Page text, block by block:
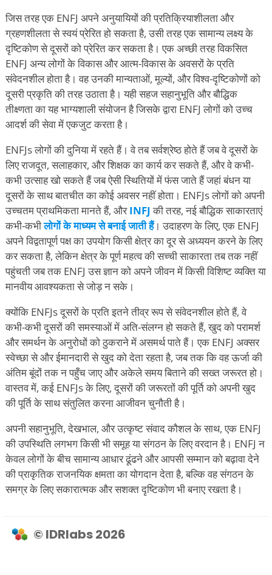
जिस तरह एक ENFJ अपने अनुयायियों की प्रतिक्रियाशीलता और
ग्रहणशीलता से स्वयं प्रेरित हो सकता है, उसी तरह एक सामान्य लक्ष्य के
दृष्टिकोण से दूसरों को प्रेरित कर सकता है। एक अच्छी तरह विकसित
ENFJ अन्य लोगों के विकास और आत्म-विकास के अवसरों के प्रति
संवेदनशील होता है। वह उनकी मान्यताओं, मूल्यों, और विश्व-दृष्टिकोणों को
दूसरी प्रकृति की तरह उठाता है। यही सहज सहानुभूति और बौद्धिक
तीक्ष्णता का यह भाग्यशाली संयोजन है जिसके द्वारा ENFJ लोगों को उच्च
आदर्श की सेवा में एकजुट करता है।
ENFJs लोगों की दुनिया में रहते हैं। वे तब सर्वश्रेष्ठ होते हैं जब वे दूसरों के
लिए राजदूत, सलाहकार, और शिक्षक का कार्य कर सकते हैं, और वे कभी-
कभी उत्साह खो सकते हैं जब ऐसी स्थितियों में फंस जाते हैं जहां बंधन या
दूसरों के साथ बातचीत का कोई अवसर नहीं होता। ENFJs लोगों को अपनी
उच्चतम प्राथमिकता मानते हैं, औरINFJकी तरह, नई बौद्धिक साकारताएं
कभी-कभीलोगों के माध्यम से बनाई जाती हैं। उदाहरण के लिए, एक ENFJ
अपने विद्वतापूर्ण पक्ष का उपयोग किसी क्षेत्र का दूर से अध्ययन करने के लिए
कर सकता है, लेकिन क्षेत्र के पूर्ण महत्व की सच्ची साकारता तब तक नहीं
पहुंचती जब तक ENFJ उस ज्ञान को अपने जीवन में किसी विशिष्ट व्यक्ति या
मानवीय आवश्यकता से जोड़ न सके।
क्योंकि ENFJs दूसरों के प्रति इतने तीव्र रूप से संवेदनशील होते हैं, वे
कभी-कभी दूसरों की समस्याओं में अति-संलग्न हो सकते हैं, खुद को परामर्श
और समर्थन के अनुरोधों को ठुकराने में असमर्थ पाते हैं। एक ENFJ अक्सर
स्वेच्छा से और ईमानदारी से खुद को देता रहता है, जब तक कि वह ऊर्जा की
अंतिम बूंदों तक न पहुँच जाए और अकेले समय बिताने की सख्त जरूरत हो।
वास्तव में, कई ENFJs के लिए, दूसरों की जरूरतों की पूर्ति को अपनी खुद
की पूर्ति के साथ संतुलित करना आजीवन चुनौती है।
अपनी सहानुभूति, देखभाल, और उत्कृष्ट संवाद कौशल के साथ, एक ENFJ
की उपस्थिति लगभग किसी भी समूह या संगठन के लिए वरदान है। ENFJ न
केवल लोगों के बीच सामान्य आधार ढूंढने और आपसी सम्मान को बढ़ावा देने
की प्राकृतिक राजनयिक क्षमता का योगदान देता है, बल्कि वह संगठन के
समग्र के लिए सकारात्मक और सशक्त दृष्टिकोण भी बनाए रखता है।
© IDRlabs 2026